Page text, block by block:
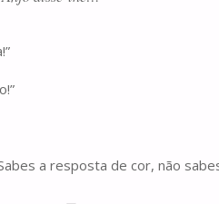
a resposta de cor, não